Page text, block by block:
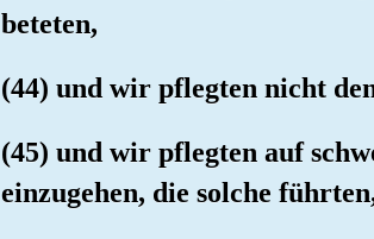
beteten,
(44) und wir pflegten nicht
(45) und wir pflegten auf
einzugehen, die solche